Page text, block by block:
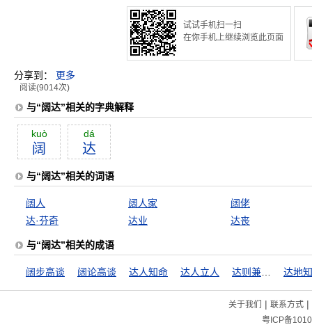
试试手机扫一扫
在你手机上继续浏览此页面
分享到： 更多
阅读(9014次)
与“阔达”相关的字典解释
kuò
阔
dá
达
与“阔达”相关的词语
阔人 阔人家
阔佬
达·芬奇
达业 达丧
与“阔达”相关的成语
阔步高谈 阔论高谈 达人知命 达人立人 达地
关于我们 | 联系方式|
粤ICP备